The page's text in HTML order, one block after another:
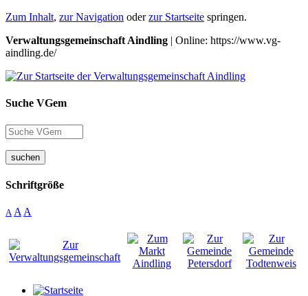
Zum Inhalt, zur Navigation oderzur Startseite springen.
Verwaltungsgemeinschaft Aindling | Online: https://www.vg-
aindling.de/
Suche VGem
suchen
Schriftgröße
A A A